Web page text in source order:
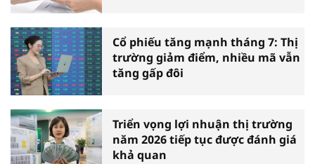
Cổ phiếu tăng mạnh tháng 7: Thị
trường giảm điểm, nhiều mã vẫn
tăng gấp đôi
Triển vọng lợi nhuận thị trường
năm 2026 tiếp tục được đánh giá
khả quan